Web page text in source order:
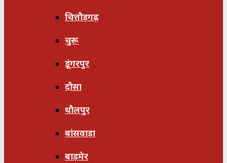
चित्तौड़गढ़
चुरू
डूंगरपुर
दौसा
धौलपुर
बांसवाड़ा
बाड़मेर